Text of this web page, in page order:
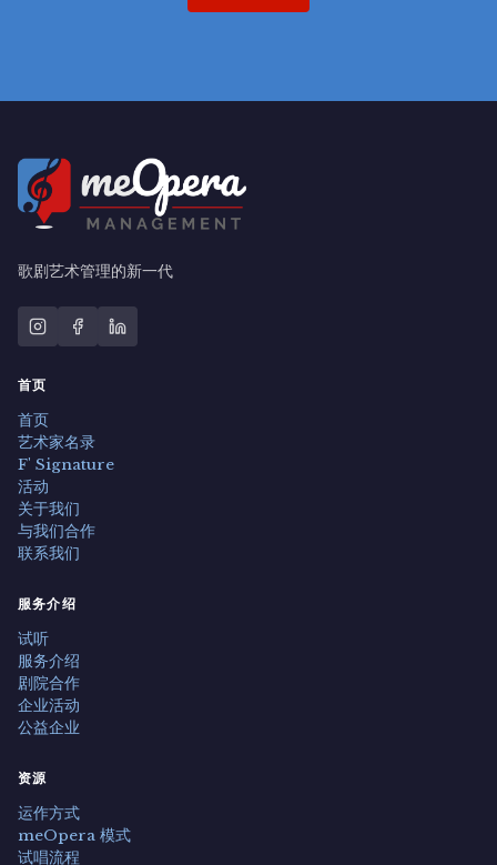
歌剧艺术管理的新一代
首页
首页
艺术家名录
F' Signature
活动
关于我们
与我们合作
联系我们
服务介绍
试听
服务介绍
剧院合作
企业活动
公益企业
资源
运作方式
meOpera 模式
试唱流程